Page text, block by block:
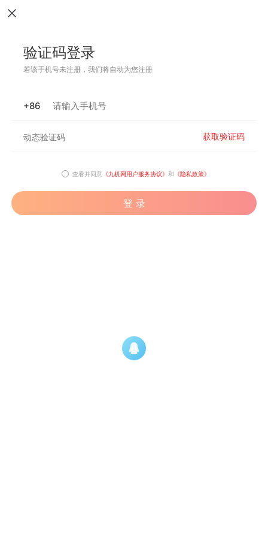
验证码登录
若该手机号未注册，我们将自动为您注册
+86
获取验证码
查看并同意 《九机网用户服务协议》 和 《隐私政策》
登 录